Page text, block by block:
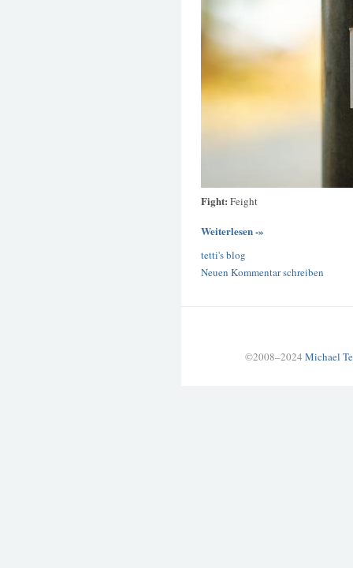
Fight: Feight
Weiterlesen -»
tetti's blog
Neuen Kommentar schreiben
©2008–2024 Michael